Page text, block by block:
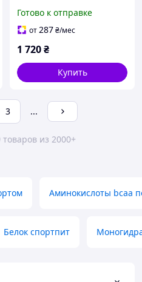
Готово к отправке
от287₴/мес
1 720₴
Купить
3 ...
из 2000+
Аминокислоты bcaa
Белок спортпит